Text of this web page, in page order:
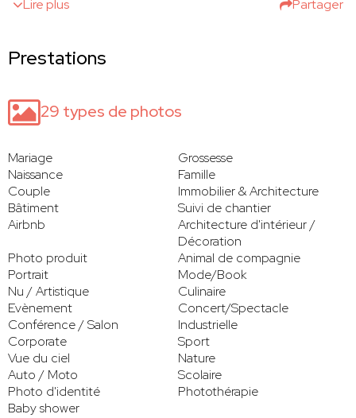
Lire plus Partager
Prestations
29 types de photos
Mariage
Grossesse
Naissance
Famille
Couple
Immobilier & Architecture
Bâtiment
Suivi de chantier
Airbnb
Architecture d'intérieur /
Décoration
Photo produit
Animal de compagnie
Portrait
Mode/Book
Nu / Artistique
Culinaire
Evènement
Concert/Spectacle
Conférence / Salon
Industrielle
Corporate
Sport
Vue du ciel
Nature
Auto / Moto
Scolaire
Photo d'identité
Photothérapie
Baby shower